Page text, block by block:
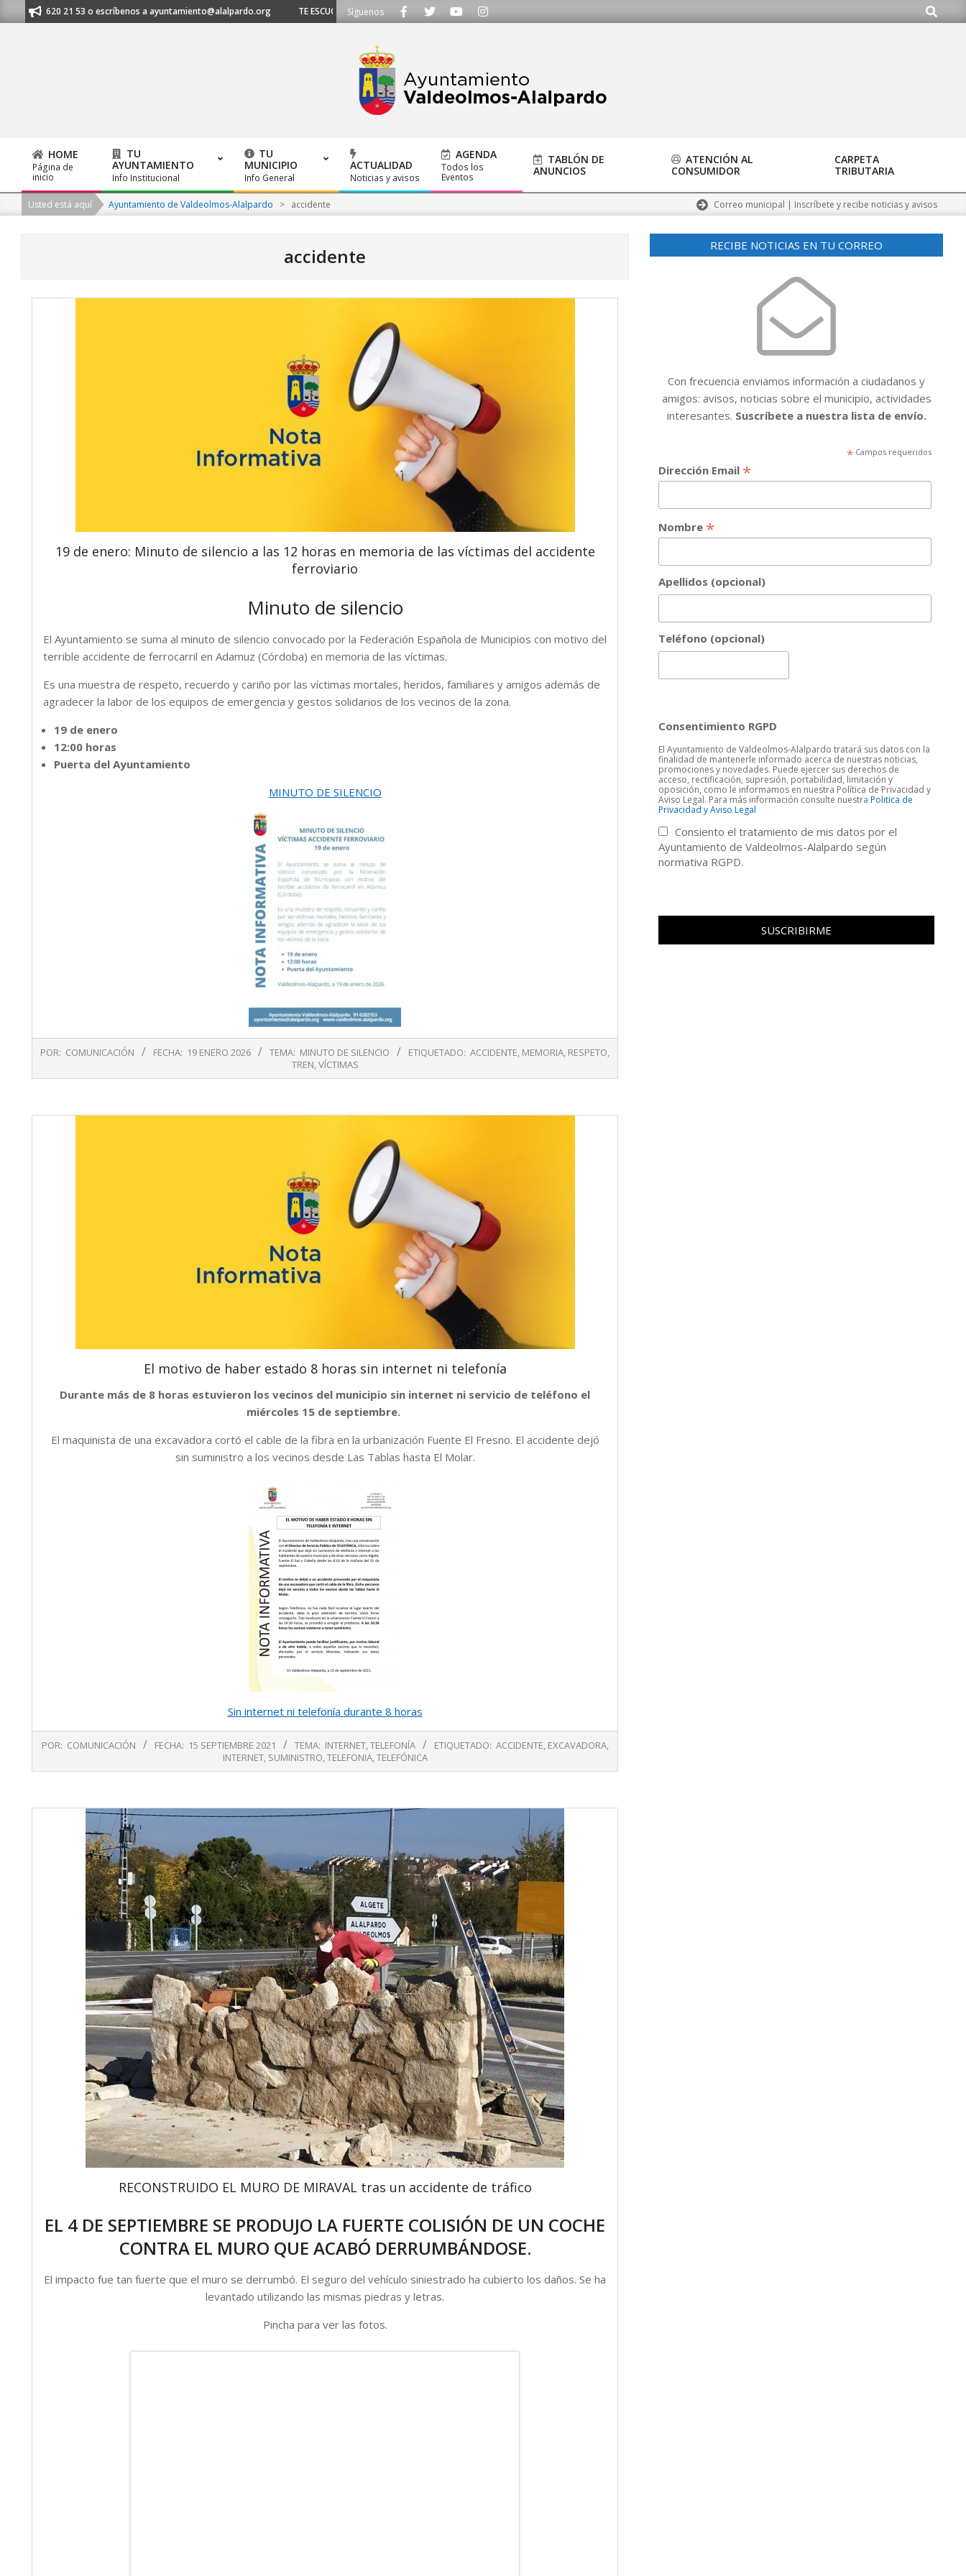
to
91 620 21 53 o escríbenos a ayuntamiento@alalpardo.org TE ESCUCHAMOS - Llámanos al 91 620 21 53 o escríbenos a ayuntamiento@alalpardo.org
Síguenos Buscar
Primary
Navigation
Menu
HOME
Página de
inicio
TU
AYUNTAMIENTO
Info Institucional
TU
MUNICIPIO
Info General
ACTUALIDAD
Noticias y avisos
AGENDA
Todos los
Eventos
TABLÓN DE
ANUNCIOS
ATENCIÓN AL
CONSUMIDOR
CARPETA
TRIBUTARIA
Usted está aquí Ayuntamiento de Valdeolmos-Alalpardo > accidente Correo municipal | Inscríbete y recibe noticias y avisos
accidente
19 de enero: Minuto de silencio a las 12 horas en memoria de las víctimas del accidente
ferroviario
Minuto de silencio
El Ayuntamiento se suma al minuto de silencio convocado por la Federación Española de Municipios con motivo del
terrible accidente de ferrocarril en Adamuz (Córdoba) en memoria de las víctimas.
Es una muestra de respeto, recuerdo y cariño por las víctimas mortales, heridos, familiares y amigos además de
agradecer la labor de los equipos de emergencia y gestos solidarios de los vecinos de la zona.
19 de enero
12:00 horas
Puerta del Ayuntamiento
MINUTO DE SILENCIO
01-
19
POR: COMUNICACIÓN FECHA: 19 ENERO 2026 TEMA: MINUTO DE SILENCIO ETIQUETADO: ACCIDENTE, MEMORIA, RESPETO,
TREN,VÍCTIMAS
El motivo de haber estado 8 horas sin internet ni telefonía
Durante más de 8 horas estuvieron los vecinos del municipio sin internet ni servicio de teléfono el
miércoles 15 de septiembre.
El maquinista de una excavadora cortó el cable de la fibra en la urbanización Fuente El Fresno. El accidente dejó
sin suministro a los vecinos desde Las Tablas hasta El Molar.
Sin internet ni telefonía durante 8 horas
09-
15
POR: COMUNICACIÓN FECHA: 15 SEPTIEMBRE 2021 TEMA: INTERNET,TELEFONÍA ETIQUETADO: ACCIDENTE, EXCAVADORA,
INTERNET, SUMINISTRO,TELEFONIA,TELEFÓNICA
RECONSTRUIDO EL MURO DE MIRAVAL tras un accidente de tráfico
EL 4 DE SEPTIEMBRE SE PRODUJO LA FUERTE COLISIÓN DE UN COCHE
CONTRA EL MURO QUE ACABÓ DERRUMBÁNDOSE.
El impacto fue tan fuerte que el muro se derrumbó. El seguro del vehículo siniestrado ha cubierto los daños. Se ha
levantado utilizando las mismas piedras y letras.
Pincha para ver las fotos.
RECIBE NOTICIAS EN TU CORREO
Con frecuencia enviamos información a ciudadanos y
amigos: avisos, noticias sobre el municipio, actividades
interesantes. Suscríbete a nuestra lista de envío.
* Campos requeridos
Dirección Email *
Nombre *
Apellidos (opcional)
Teléfono (opcional)
Consentimiento RGPD
El Ayuntamiento de Valdeolmos-Alalpardo tratará sus datos con la
finalidad de mantenerle informado acerca de nuestras noticias,
promociones y novedades. Puede ejercer sus derechos de
acceso, rectificación, supresión, portabilidad, limitación y
oposición, como le informamos en nuestra Política de Privacidad y
Aviso Legal. Para más información consulte nuestraPolitica de
Privacidad y Aviso Legal
Consiento el tratamiento de mis datos por el
Ayuntamiento de Valdeolmos-Alalpardo según
normativa RGPD.